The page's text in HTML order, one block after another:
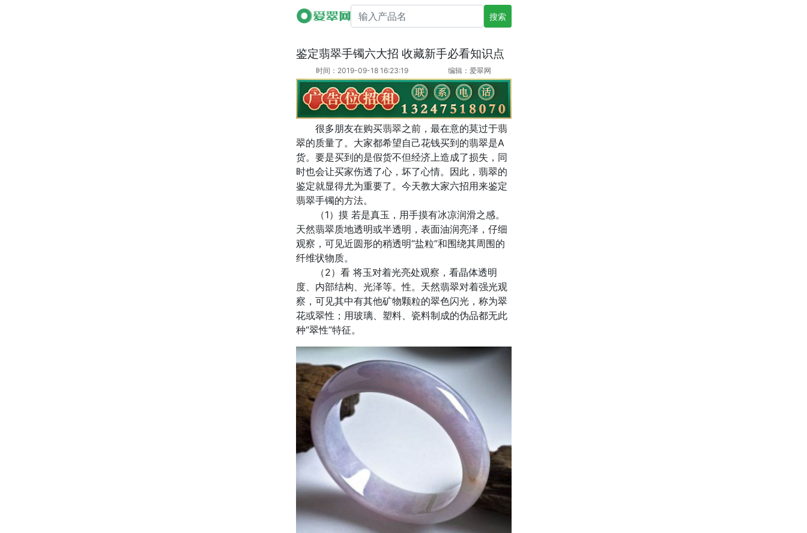
搜索产品名
鉴定翡翠手镯六大招 收藏新手必看知识点
时间：2019-09-18 16:23:19 编辑：爱翠网
很多朋友在购买翡翠之前，最在意的莫过于翡
翠的质量了。大家都希望自己花钱买到的翡翠是A
货。要是买到的是假货不但经济上造成了损失，同
时也会让买家伤透了心，坏了心情。因此，翡翠的
鉴定就显得尤为重要了。今天教大家六招用来鉴定
翡翠手镯的方法。
（1）摸 若是真玉，用手摸有冰凉润滑之感。
天然翡翠质地透明或半透明，表面油润亮泽，仔细
观察，可见近圆形的稍透明“盐粒”和围绕其周围的
纤维状物质。
（2）看 将玉对着光亮处观察，看晶体透明
度、内部结构、光泽等。性。天然翡翠对着强光观
察，可见其中有其他矿物颗粒的翠色闪光，称为翠
花或翠性；用玻璃、塑料、瓷料制成的伪品都无此
种“翠性”特征。